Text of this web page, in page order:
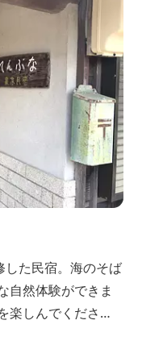
た民宿。海のそば
自然体験ができま
楽しんでくださ